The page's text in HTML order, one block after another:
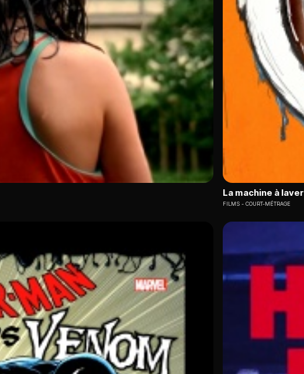
La machine à laver
FILMS COURT-MÉTRAGE